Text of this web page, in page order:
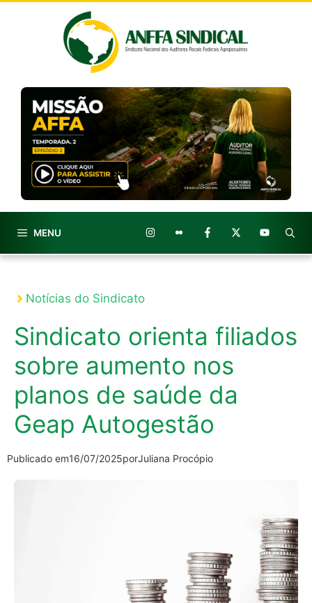
MENU
Notícias do Sindicato
Sindicato orienta filiados
sobre aumento nos
planos de saúde da
Geap Autogestão
Publicado em16/07/2025porJuliana Procópio